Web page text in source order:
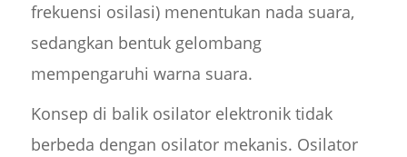
frekuensi osilasi) menentukan nada suara,
sedangkan bentuk gelombang
mempengaruhi warna suara.
Konsep di balik osilator elektronik tidak
berbeda dengan osilator mekanis. Osilator